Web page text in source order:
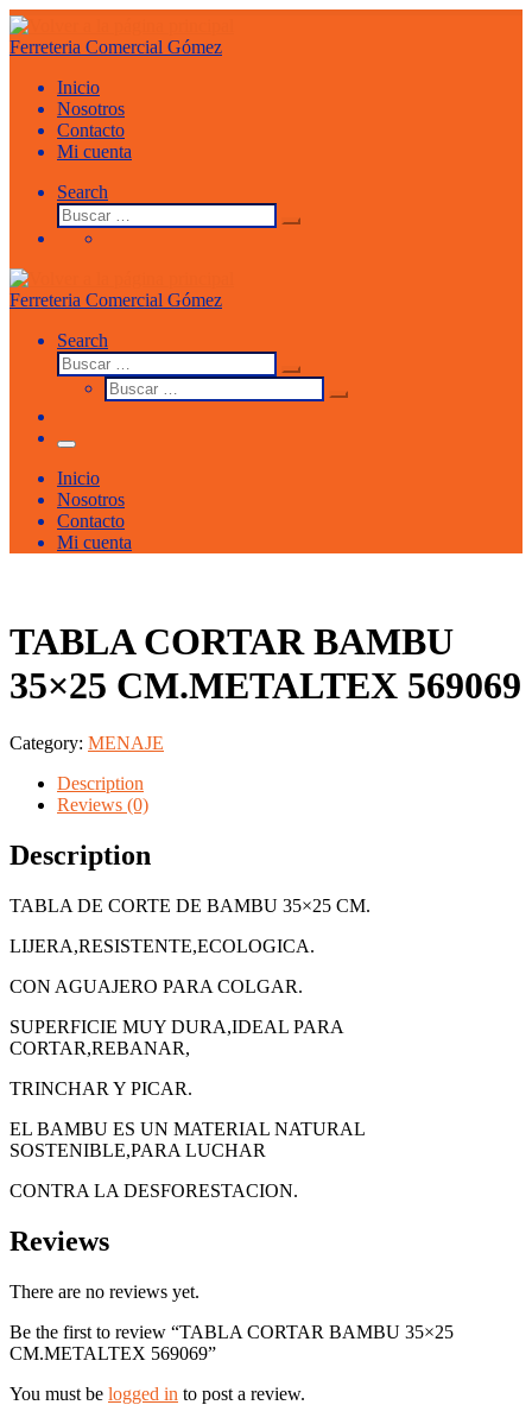
Saltar
al
contenido
Ferreteria Comercial Gómez
Inicio
Nosotros
Contacto
Mi cuenta
Search
Buscar
Buscar
Ferreteria Comercial Gómez
Search
Buscar
Buscar
…
Buscar
Buscar
Menu
Inicio
Nosotros
Contacto
Mi cuenta
TABLA CORTAR BAMBU
35×25 CM.METALTEX 569069
Category: MENAJE
Description
Reviews (0)
Description
TABLA DE CORTE DE BAMBU 35×25 CM.
LIJERA,RESISTENTE,ECOLOGICA.
CON AGUAJERO PARA COLGAR.
SUPERFICIE MUY DURA,IDEAL PARA
CORTAR,REBANAR,
TRINCHAR Y PICAR.
EL BAMBU ES UN MATERIAL NATURAL
SOSTENIBLE,PARA LUCHAR
CONTRA LA DESFORESTACION.
Reviews
There are no reviews yet.
Be the first to review “TABLA CORTAR BAMBU 35×25
CM.METALTEX 569069”
You must be logged in to post a review.